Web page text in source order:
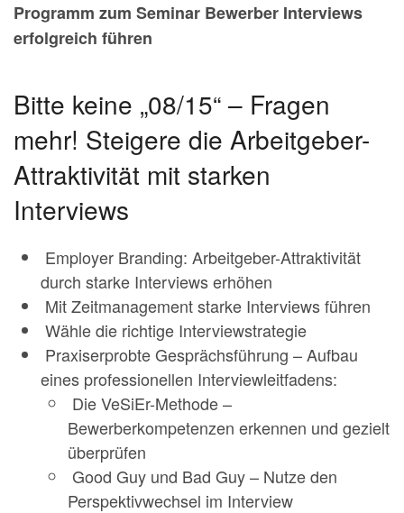
Programm zum Seminar Bewerber Interviews
erfolgreich führen
Bitte keine „08/15“ – Fragen
mehr! Steigere die Arbeitgeber-
Attraktivität mit starken
Interviews
Employer Branding: Arbeitgeber-Attraktivität
durch starke Interviews erhöhen
Mit Zeitmanagement starke Interviews führen
Wähle die richtige Interviewstrategie
Praxiserprobte Gesprächsführung – Aufbau
eines professionellen Interviewleitfadens:
Die VeSiEr-Methode –
Bewerberkompetenzen erkennen und gezielt
überprüfen
Good Guy und Bad Guy – Nutze den
Perspektivwechsel im Interview